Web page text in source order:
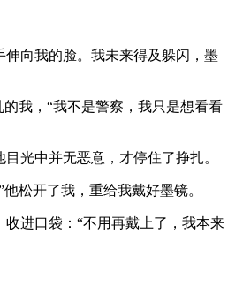
伸向我的脸。我未来得及躲闪，墨
的我，“我不是警察，我只是想看看
光中并无恶意，才停住了挣扎。
松开了我，重给我戴好墨镜。
进口袋：“不用再戴上了，我本来